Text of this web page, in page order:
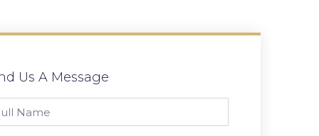
Us A Message